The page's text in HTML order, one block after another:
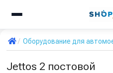
Оборудование для
Jettos 2 постовой